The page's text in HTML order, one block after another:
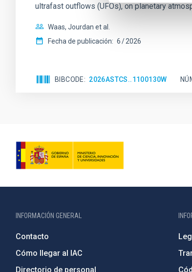
ultrafast outflows (UFOs), on planetary
Waas, Jourdan et al.
Fecha de publicación: 6 2026
BIBCODE 2026ASTCS..1100130W
INFORMACIÓN GENERAL
Contacto
Cómo llegar al IAC
Directorio de personal